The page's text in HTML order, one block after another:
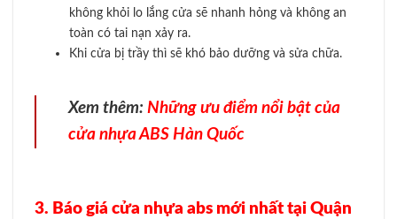
không khỏi lo lắng cửa sẽ nhanh hỏng và không an
toàn có tai nạn xảy ra.
Khi cửa bị trầy thì sẽ khó bảo dưỡng và sửa chữa.
Xem thêm: Những ưu điểm nổi bật của
cửa nhựa ABS Hàn Quốc
3. Báo giá cửa nhựa abs mới nhất tại Quận